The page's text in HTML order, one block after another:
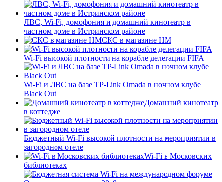
ЛВС, Wi-Fi, домофония и домашний кинотеатр в
частном доме в Истринском районе
СКС в магазине HM
Wi-Fi высокой плотности на корабле делегации FIFA
Wi-Fi и ЛВС на базе TP-Link Omada в ночном клубе
Black Out
Домашний кинотеатр
в коттедже
Бюджетный Wi-Fi высокой плотности на мероприятии в
загородном отеле
Wi-Fi в Московских
библиотеках